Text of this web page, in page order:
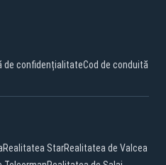
de confidențialitateCod de conduită
Realitatea StarRealitatea de Valcea